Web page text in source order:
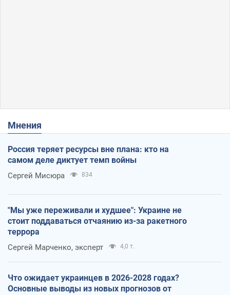
Мнения
Россия теряет ресурсы вне плана: кто на
самом деле диктует темп войны
Сергей Мисюра 834
"Мы уже переживали и худшее": Украине не
стоит поддаваться отчаянию из-за ракетного
террора
Сергей Марченко, эксперт 4,0 т.
Что ожидает украинцев в 2026-2028 годах?
Основные выводы из новых прогнозов от